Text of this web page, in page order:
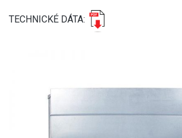
TECHNICKÉ DÁTA: